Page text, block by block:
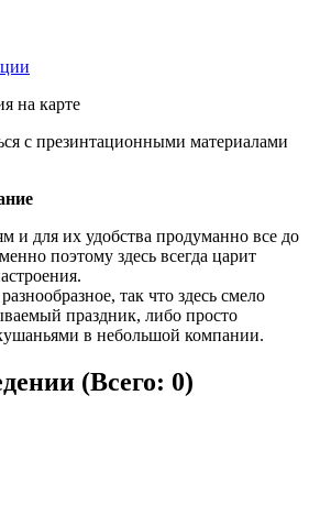
на карте
с презинтационными материалами
и для их удобства продуманно все до
поэтому здесь всегда царит
так что здесь смело
праздник, либо просто
в небольшой компании.
(Всего: 0)